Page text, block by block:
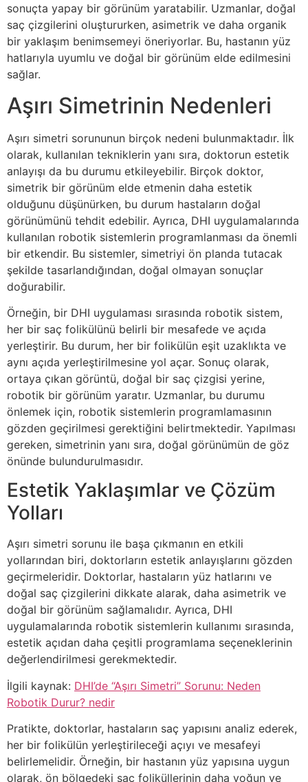
sonuçta yapay bir görünüm yaratabilir. Uzmanlar, doğal
saç çizgilerini oluştururken, asimetrik ve daha organik
bir yaklaşım benimsemeyi öneriyorlar. Bu, hastanın yüz
hatlarıyla uyumlu ve doğal bir görünüm elde edilmesini
sağlar.
Aşırı Simetrinin Nedenleri
Aşırı simetri sorununun birçok nedeni bulunmaktadır. İlk
olarak, kullanılan tekniklerin yanı sıra, doktorun estetik
anlayışı da bu durumu etkileyebilir. Birçok doktor,
simetrik bir görünüm elde etmenin daha estetik
olduğunu düşünürken, bu durum hastaların doğal
görünümünü tehdit edebilir. Ayrıca, DHI uygulamalarında
kullanılan robotik sistemlerin programlanması da önemli
bir etkendir. Bu sistemler, simetriyi ön planda tutacak
şekilde tasarlandığından, doğal olmayan sonuçlar
doğurabilir.
Örneğin, bir DHI uygulaması sırasında robotik sistem,
her bir saç folikülünü belirli bir mesafede ve açıda
yerleştirir. Bu durum, her bir folikülün eşit uzaklıkta ve
aynı açıda yerleştirilmesine yol açar. Sonuç olarak,
ortaya çıkan görüntü, doğal bir saç çizgisi yerine,
robotik bir görünüm yaratır. Uzmanlar, bu durumu
önlemek için, robotik sistemlerin programlamasının
gözden geçirilmesi gerektiğini belirtmektedir. Yapılması
gereken, simetrinin yanı sıra, doğal görünümün de göz
önünde bulundurulmasıdır.
Estetik Yaklaşımlar ve Çözüm
Yolları
Aşırı simetri sorunu ile başa çıkmanın en etkili
yollarından biri, doktorların estetik anlayışlarını gözden
geçirmeleridir. Doktorlar, hastaların yüz hatlarını ve
doğal saç çizgilerini dikkate alarak, daha asimetrik ve
doğal bir görünüm sağlamalıdır. Ayrıca, DHI
uygulamalarında robotik sistemlerin kullanımı sırasında,
estetik açıdan daha çeşitli programlama seçeneklerinin
değerlendirilmesi gerekmektedir.
İlgili kaynak: DHI’de “Aşırı Simetri” Sorunu: Neden
Robotik Durur? nedir
Pratikte, doktorlar, hastaların saç yapısını analiz ederek,
her bir folikülün yerleştirileceği açıyı ve mesafeyi
belirlemelidir. Örneğin, bir hastanın yüz yapısına uygun
olarak, ön bölgedeki saç foliküllerinin daha yoğun ve